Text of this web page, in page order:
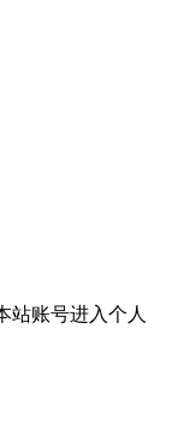
站账号进入个人